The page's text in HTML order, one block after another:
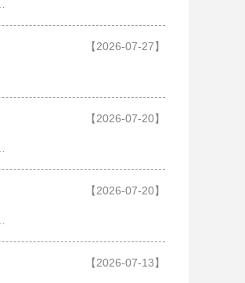
【2026-07-27】
【2026-07-20】
【2026-07-20】
【2026-07-13】